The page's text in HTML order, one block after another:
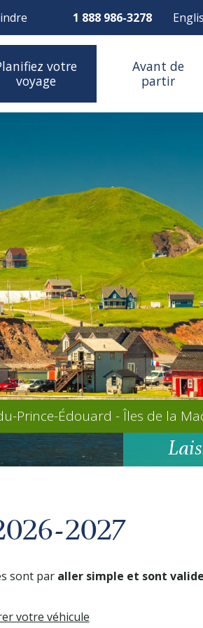
1 888 986-3278
votre
voyage
Avant de
partir
Prince-Édouard - Îles de la
2027
sont par aller simple et sont
votre véhicule